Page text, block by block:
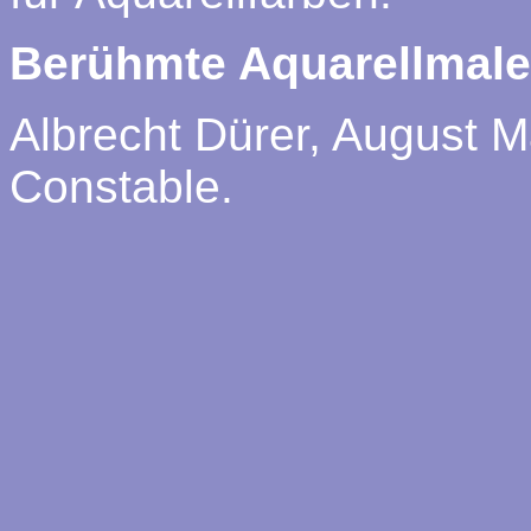
Berühmte
Albrecht Dürer, August
Constable.